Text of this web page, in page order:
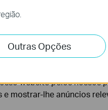
Outras Opções
e não podem ser
no nosso website para
website pelos nossos
mostrar-lhe anúncios